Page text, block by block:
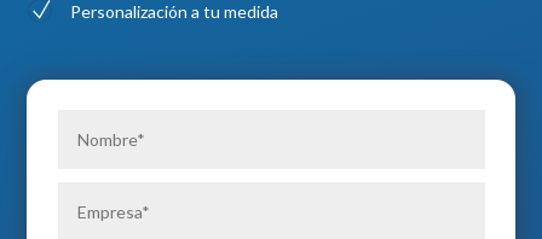
Personalización a tu medida